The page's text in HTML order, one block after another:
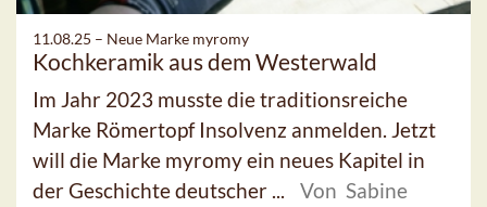
11.08.25 – Neue Marke myromy
Kochkeramik aus dem Westerwald
Im Jahr 2023 musste die traditionsreiche
Marke Römertopf Insolvenz anmelden. Jetzt
will die Marke myromy ein neues Kapitel in
der Geschichte deutscher ...
Von Sabine